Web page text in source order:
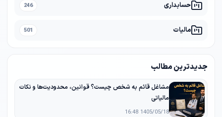
حسابداری 246
مالیات 501
جدیدترین مطالب
مشاغل قائم به شخص چیست؟ قوانین، محدودیت‌ها و نکات
مالیاتی
1405/05/18 16:48